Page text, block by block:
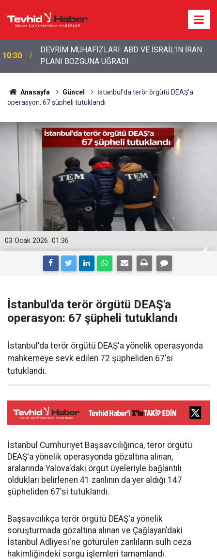
DEVRİM MUHAFIZLARI: ABD VE İSRAİL’İN İRAN
PLANI BOZGUNA UĞRADI
10:11
ABD ordusunda İran çatlağı: Komutanlar çıkış arıyor
Anasayfa Güncel
İstanbul'da terör örgütü DEAŞ'a
operasyon: 67 şüpheli tutuklandı
01:36
03 Ocak 2026
İstanbul'da terör örgütü DEAŞ'a
operasyon: 67 şüpheli tutuklandı
İstanbul'da terör örgütü DEAŞ'a yönelik operasyonda
mahkemeye sevk edilen 72 şüpheliden 67'si
tutuklandı.
İstanbul Cumhuriyet Başsavcılığınca, terör örgütü
DEAŞ'a yönelik operasyonda gözaltına alınan,
aralarında Yalova'daki örgüt üyeleriyle bağlantılı
oldukları belirlenen 41 zanlının da yer aldığı 147
şüpheliden 67'si tutuklandı.
Başsavcılıkça terör örgütü DEAŞ'a yönelik
soruşturmada gözaltına alınan ve Çağlayan'daki
İstanbul Adliyesi'ne götürülen zanlıların sulh ceza
hakimliğindeki sorgu işlemleri tamamlandı.